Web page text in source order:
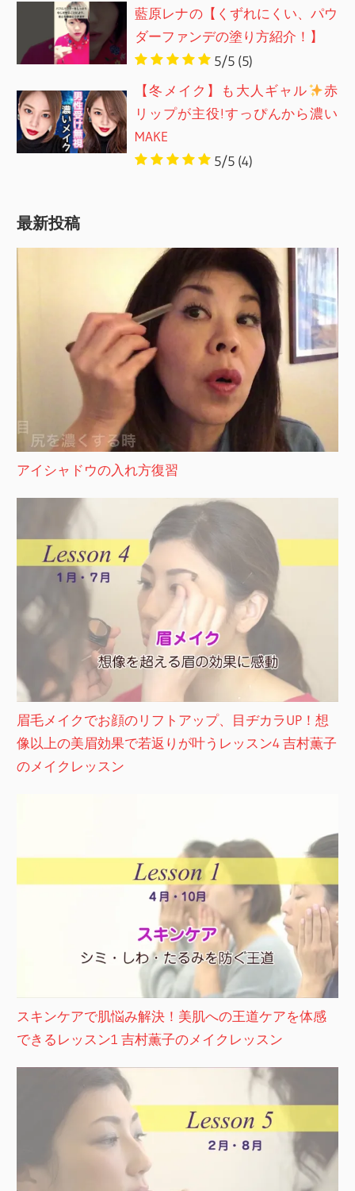
藍原レナの【くずれにくい、パウ
ダーファンデの塗り方紹介！】
5/5 (5)
【冬メイク】も大人ギャル
赤
リップが主役!すっぴんから濃い
MAKE
5/5 (4)
最新投稿
アイシャドウの入れ方復習
眉毛メイクでお顔のリフトアップ、目ヂカラUP！想
像以上の美眉効果で若返りが叶うレッスン4 吉村薫子
のメイクレッスン
スキンケアで肌悩み解決！美肌への王道ケアを体感
できるレッスン1 吉村薫子のメイクレッスン